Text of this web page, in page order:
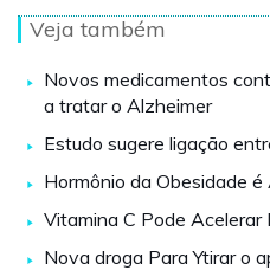
Veja também
Novos medicamentos
a tratar o Alzheimer
Estudo sugere ligação
Hormônio da Obesidade
Vitamina C Pode
Nova droga Para Ytirar o